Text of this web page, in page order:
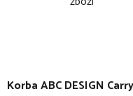
Korba ABC DESIGN